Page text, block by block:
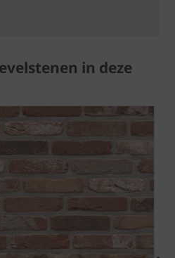
in deze